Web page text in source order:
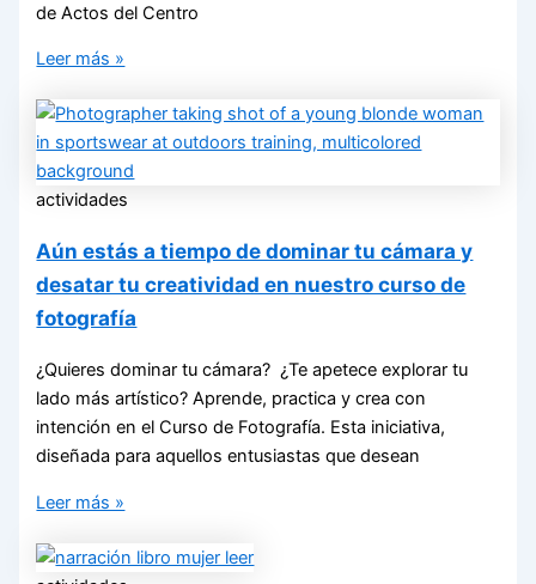
de Actos del Centro
Leer más »
actividades
Aún estás a tiempo de dominar tu cámara y
desatar tu creatividad en nuestro curso de
fotografía
¿Quieres dominar tu cámara? ¿Te apetece explorar tu
lado más artístico? Aprende, practica y crea con
intención en el Curso de Fotografía. Esta iniciativa,
diseñada para aquellos entusiastas que desean
Leer más »